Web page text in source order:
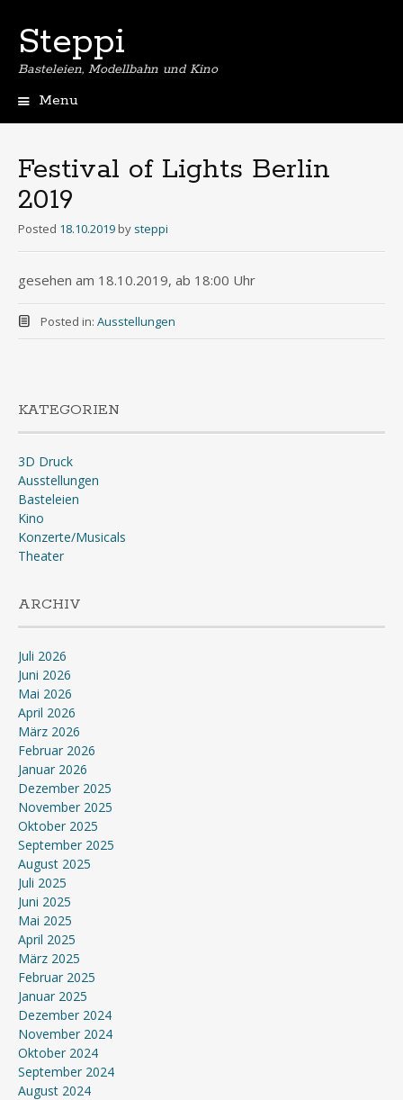
Steppi
Basteleien, Modellbahn und Kino
Menu
Festival of Lights Berlin
2019
Posted 18.10.2019 by steppi
gesehen am 18.10.2019, ab 18:00 Uhr
Posted in: Ausstellungen
KATEGORIEN
3D Druck
Ausstellungen
Basteleien
Kino
Konzerte/Musicals
Theater
ARCHIV
Juli 2026
Juni 2026
Mai 2026
April 2026
März 2026
Februar 2026
Januar 2026
Dezember 2025
November 2025
Oktober 2025
September 2025
August 2025
Juli 2025
Juni 2025
Mai 2025
April 2025
März 2025
Februar 2025
Januar 2025
Dezember 2024
November 2024
Oktober 2024
September 2024
August 2024